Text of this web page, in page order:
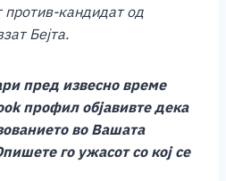
против-кандидат од
Бејта.
пред извесно време
профил објавивте дека
во Вашата
го ужасот со кој се